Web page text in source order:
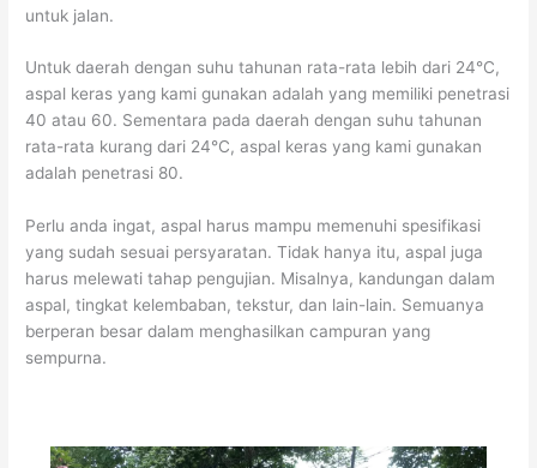
untuk jalan.
Untuk daerah dengan suhu tahunan rata-rata lebih dari 24°C,
aspal keras yang kami gunakan adalah yang memiliki penetrasi
40 atau 60. Sementara pada daerah dengan suhu tahunan
rata-rata kurang dari 24°C, aspal keras yang kami gunakan
adalah penetrasi 80.
Perlu anda ingat, aspal harus mampu memenuhi spesifikasi
yang sudah sesuai persyaratan. Tidak hanya itu, aspal juga
harus melewati tahap pengujian. Misalnya, kandungan dalam
aspal, tingkat kelembaban, tekstur, dan lain-lain. Semuanya
berperan besar dalam menghasilkan campuran yang
sempurna.